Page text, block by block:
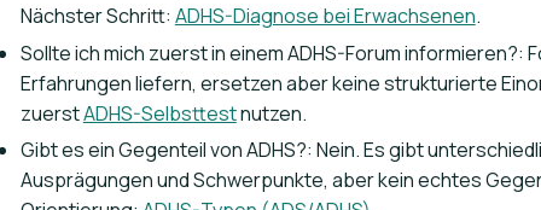
Nächster Schritt: ADHS-Diagnose bei Erwachsenen.
Sollte ich mich zuerst in einem ADHS-Forum informieren?:
Erfahrungen liefern, ersetzen aber keine strukturierte
zuerstADHS-Selbsttestnutzen.
Gibt es ein Gegenteil von ADHS?: Nein. Es gibt
Ausprägungen und Schwerpunkte, aber kein echtes